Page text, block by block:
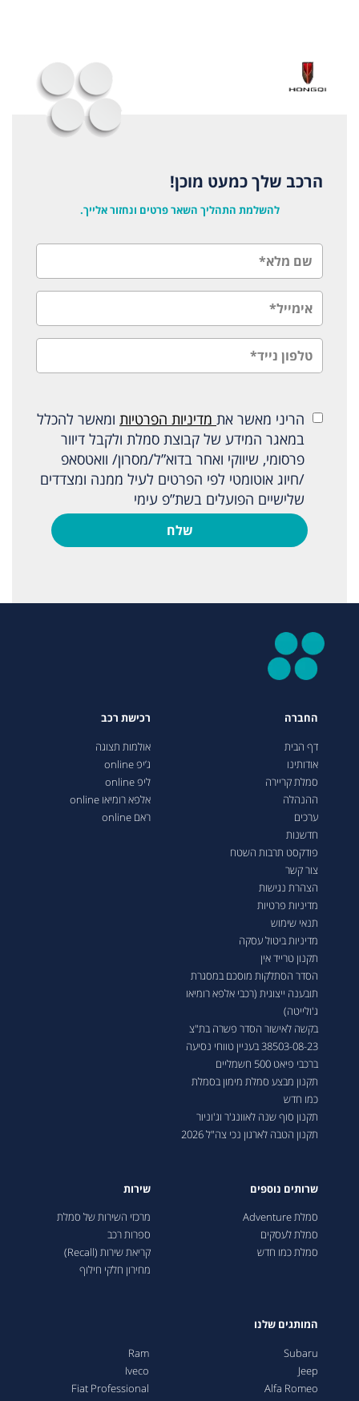
הרכב שלך כמעט מוכן!
להשלמת התהליך השאר פרטים ונחזור אלייך.
הריני מאשר את מדיניות הפרטיות ומאשר להכלל
במאגר המידע של קבוצת סמלת ולקבל דיוור
פרסומי, שיווקי ואחר בדוא”ל/מסרון/ וואטסאפ
/חיוג אוטומטי לפי הפרטים לעיל ממנה ומצדדים
שלישיים הפועלים בשת”פ עימי
שלח
החברה
דף הבית
אודותינו
סמלת קריירה
ההנהלה
ערכים
חדשנות
פודקסט תרבות השטח
צור קשר
הצהרת נגישות
מדיניות פרטיות
תנאי שימוש
מדיניות ביטול עסקה
תקנון טרייד אין
הסדר הסתלקות מוסכם במסגרת
תובענה ייצוגית (רכבי אלפא רומיאו
ג'ולייטה)
בקשה לאישור הסדר פשרה בת"צ
38503-08-23 בעניין טווחי נסיעה
ברכבי פיאט 500 חשמליים
תקנון מבצע סמלת מימון בסמלת
כמו חדש
תקנון סוף שנה לאוונג'ר וג'וניור
תקנון הטבה לארגון נכי צה"ל 2026
רכישת רכב
אולמות תצוגה
ג’יפ online
ליפ online
אלפא רומיאו online
ראם online
שרותים נוספים
סמלת Adventure
סמלת לעסקים
סמלת כמו חדש
שירות
מרכזי השירות של סמלת
ספרות רכב
קריאת שירות (Recall)
מחירון חלקי חילוף
המותגים שלנו
Subaru
Jeep
Alfa Romeo
Ram
Iveco
Fiat Professional